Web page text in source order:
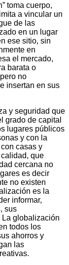
toma cuerpo,
a vincular un
de las
en un lugar
ese sitio, sin
en
el mercado,
barata o
no
insertan en sus
y seguridad que
grado de capital
lugares públicos
y con la
casas y
que
cercana no
es decir
no existen
es la
informar,
sus
globalización
todos los
ahorros y
las